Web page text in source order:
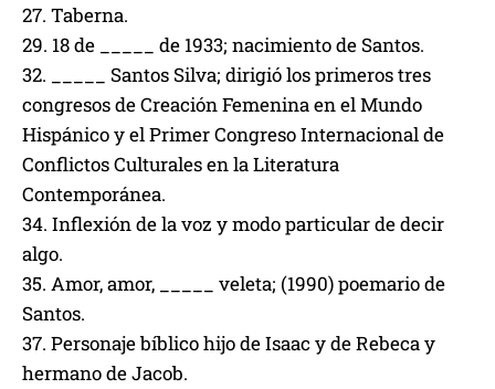
27. Taberna.
29. 18 de _____ de 1933; nacimiento de Santos.
32. _____ Santos Silva; dirigió los primeros tres
congresos de Creación Femenina en el Mundo
Hispánico y el Primer Congreso Internacional de
Conflictos Culturales en la Literatura
Contemporánea.
34. Inflexión de la voz y modo particular de decir
algo.
35. Amor, amor, _____ veleta; (1990) poemario de
Santos.
37. Personaje bíblico hijo de Isaac y de Rebeca y
hermano de Jacob.